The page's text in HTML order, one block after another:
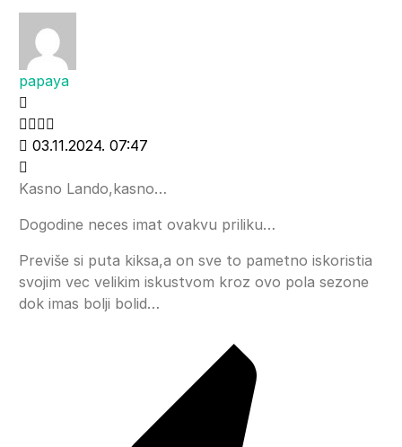
papaya
03.11.2024. 07:47
Kasno Lando,kasno…
Dogodine neces imat ovakvu priliku…
Previše si puta kiksa,a on sve to pametno iskoristia
svojim vec velikim iskustvom kroz ovo pola sezone
dok imas bolji bolid…